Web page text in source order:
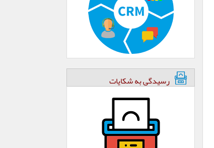
رسیدگی به شکایات